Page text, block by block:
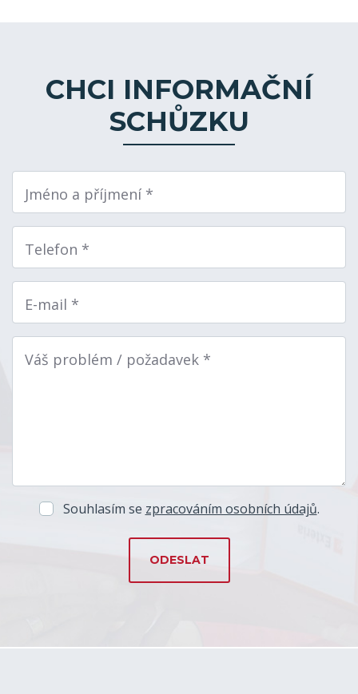
CHCI INFORMAČNÍ
SCHŮZKU
Jméno a příjmení *
Telefon *
E-mail *
Váš problém / požadavek *
Souhlasím se zpracováním osobních údajů.